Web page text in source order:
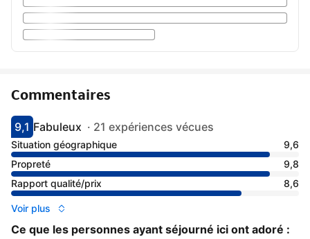
Commentaires
Avec une note de 9.1
9,1
fabuleuxFabuleux · 21 expériences vécues
Situation géographique
9,6
Propreté
9,8
Rapport qualité/prix
8,6
Voir plus
Ce que les personnes ayant séjourné ici ont adoré :